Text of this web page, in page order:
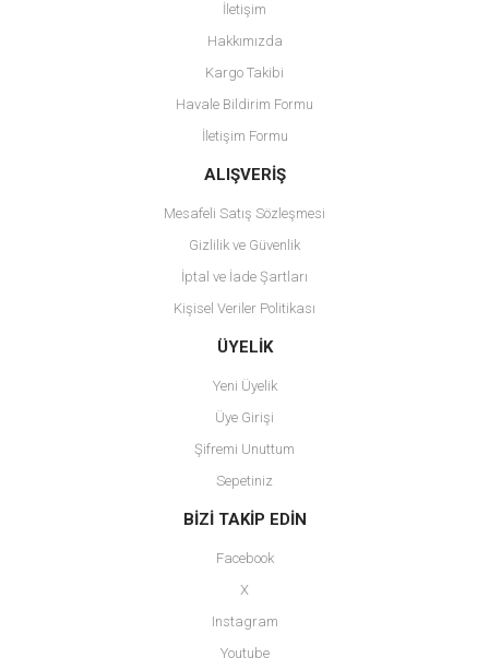
Ürün resmi kalitesiz, bozuk veya görüntülenemiyor.
Ürün açıklamasında eksik bilgiler bulunuyor.
Ürün bilgilerinde hatalar bulunuyor.
Ürün fiyatı diğer sitelerden daha pahalı.
Bu ürüne benzer farklı alternatifler olmalı.
Gönder
İletişim
Hakkımızda
Kargo Takibi
Havale Bildirim Formu
İletişim Formu
ALIŞVERİŞ
Mesafeli Satış Sözleşmesi
Gizlilik ve Güvenlik
İptal ve İade Şartları
Kişisel Veriler Politikası
ÜYELİK
Yeni Üyelik
Üye Girişi
Şifremi Unuttum
Sepetiniz
BİZİ TAKİP EDİN
Facebook
X
Instagram
Youtube